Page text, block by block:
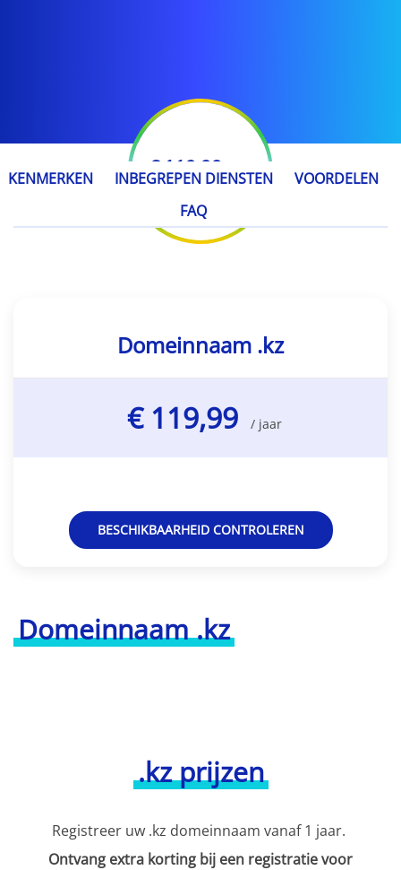
€ 119,99 / jaar
KENMERKEN INBEGREPEN DIENSTEN
VOORDELEN
FAQ
Domeinnaam .kz
Domeinnaam .kz
€ 119,99 / jaar
BESCHIKBAARHEID CONTROLEREN
.kz prijzen
Registreer uw .kz domeinnaam vanaf 1 jaar.
Ontvang extra korting bij een registratie voor